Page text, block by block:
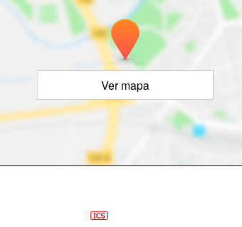
Ver mapa